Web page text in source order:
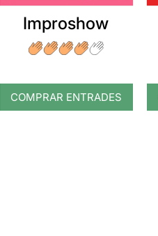
Improshow
COMPRAR ENTRADES